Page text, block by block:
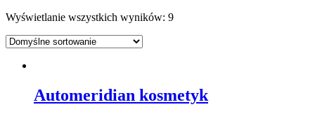
Wyświetlanie wszystkich wyników: 9
Automeridian kosmetyk